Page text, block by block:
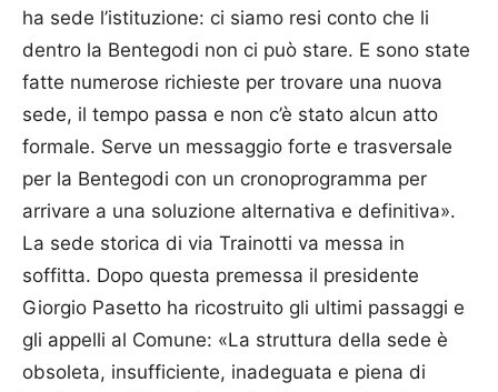
ha sede l’istituzione: ci siamo resi conto che li
dentro la Bentegodi non ci può stare. E sono state
fatte numerose richieste per trovare una nuova
sede, il tempo passa e non c’è stato alcun atto
formale. Serve un messaggio forte e trasversale
per la Bentegodi con un cronoprogramma per
arrivare a una soluzione alternativa e definitiva».
La sede storica di via Trainotti va messa in
soffitta. Dopo questa premessa il presidente
Giorgio Pasetto ha ricostruito gli ultimi passaggi e
gli appelli al Comune: «La struttura della sede è
obsoleta, insufficiente, inadeguata e piena di